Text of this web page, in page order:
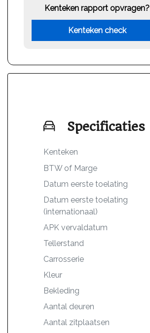
Kenteken rapport opvragen?
Kenteken check
Specificaties
Kenteken
BTW of Marge
Datum eerste toelating
Datum eerste toelating
(internationaal)
APK vervaldatum
Tellerstand
Carrosserie
Kleur
Bekleding
Aantal deuren
Aantal zitplaatsen